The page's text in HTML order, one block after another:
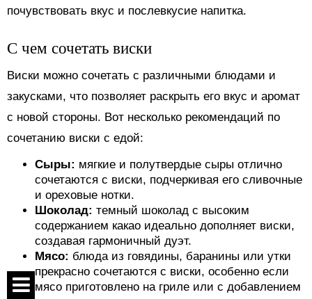
почувствовать вкус и послевкусие напитка.
С чем сочетать виски
Виски можно сочетать с различными блюдами и
закусками, что позволяет раскрыть его вкус и аромат
с новой стороны. Вот несколько рекомендаций по
сочетанию виски с едой:
Сыры: мягкие и полутвердые сыры отлично
сочетаются с виски, подчеркивая его сливочные
и ореховые нотки.
Шоколад: темный шоколад с высоким
содержанием какао идеально дополняет виски,
создавая гармоничный дуэт.
Мясо: блюда из говядины, баранины или утки
прекрасно сочетаются с виски, особенно если
мясо приготовлено на гриле или с добавлением